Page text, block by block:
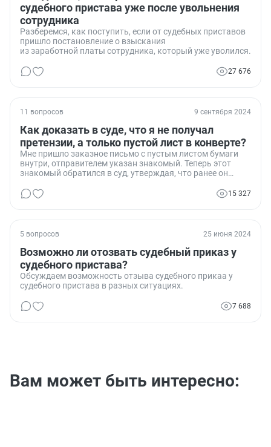
судебного пристава уже после увольнения
сотрудника
Разберемся, как поступить, если от судебных приставов
пришло постановление о взыскания
из заработной платы сотрудника, который уже уволился.
27 676
11 вопросов 9 сентября 2024
Как доказать в суде, что я не получал
претензии, а только пустой лист в конверте?
Мне пришло заказное письмо с пустым листом бумаги
внутри, отправителем указан знакомый. Теперь этот
знакомый обратился в суд, утверждая, что ранее он
в суде, что я получил только пустой лист, а не претензию​​?
15 327
5 вопросов 25 июня 2024
Возможно ли отозвать судебный приказ у
судебного пристава?
Обсуждаем возможность отзыва судебного прикаа у
судебного пристава в разных ситуациях.
7 688
Вам может быть интересно: